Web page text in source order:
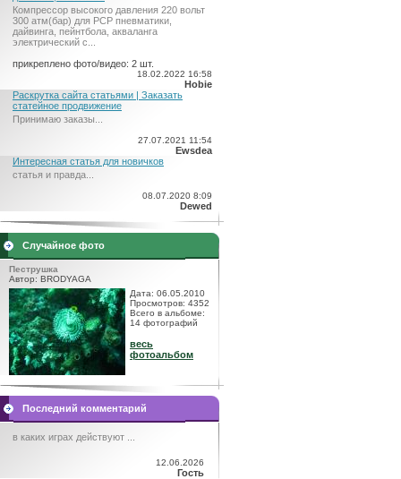
Компрессор высокого давления 220 вольт
300 атм(бар) для PCP пневматики,
дайвинга, пейнтбола, акваланга
электрический c...
прикреплено фото/видео: 2 шт.
18.02.2022 16:58
Hobie
Раскрутка сайта статьями | Заказать
статейное продвижение
Принимаю заказы...
27.07.2021 11:54
Ewsdea
Интересная статья для новичков
статья и правда...
08.07.2020 8:09
Dewed
Случайное фото
Пеструшка
Автор: BRODYAGA
Дата: 06.05.2010
Просмотров: 4352
Всего в альбоме:
14 фотографий
весь
фотоальбом
Последний комментарий
в каких играх действуют ...
12.06.2026
Гость